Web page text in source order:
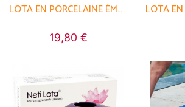
LOTA EN PORCELAINE ÉMAILLÉE 250ML
19,80 €